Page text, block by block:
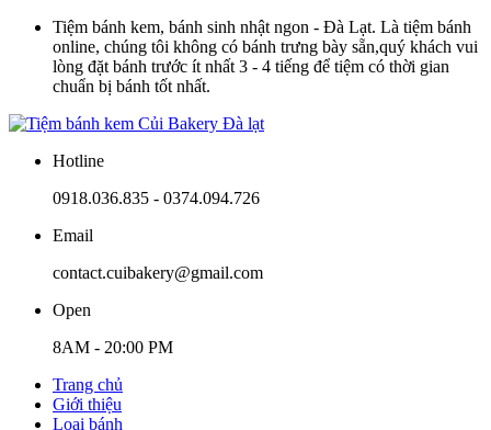
Tiệm bánh kem, bánh sinh nhật ngon - Đà Lạt. Là tiệm bánh
online, chúng tôi không có bánh trưng bày sẵn,quý khách vui
lòng đặt bánh trước ít nhất 3 - 4 tiếng để tiệm có thời gian
chuẩn bị bánh tốt nhất.
Hotline
0918.036.835 - 0374.094.726
Email
contact.cuibakery@gmail.com
Open
8AM - 20:00 PM
Trang chủ
Giới thiệu
Loại bánh